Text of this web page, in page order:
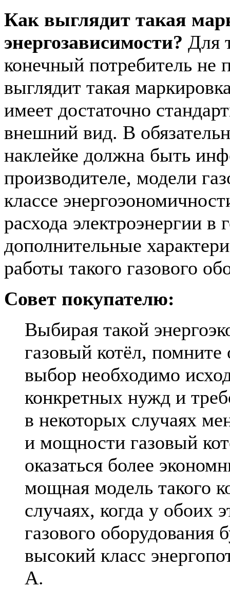
Как выглядит такая
энергозависимости? Для
конечный потребитель не
выглядит такая
имеет достаточно
внешний вид. В
наклейке должна быть
производителе, модели
классе
расхода электроэнергии в
дополнительные
работы такого газового
Совет покупателю:
Выбирая такой
газовый котёл, помните
выбор необходимо
конкретных нужд и
в некоторых случаях
и мощности газовый
оказаться более
мощная модель такого
случаях, когда у обоих
газового оборудования
высокий класс
А.